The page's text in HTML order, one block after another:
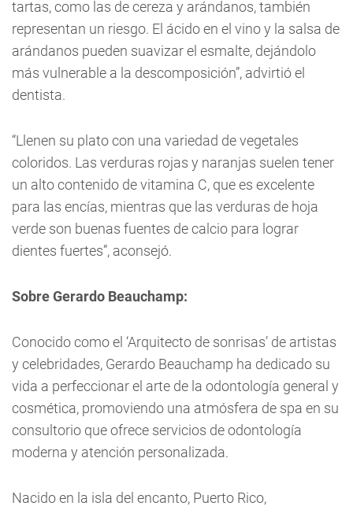
tartas, como las de cereza y arándanos, también
representan un riesgo. El ácido en el vino y la salsa de
arándanos pueden suavizar el esmalte, dejándolo
más vulnerable a la descomposición”, advirtió el
dentista.
“Llenen su plato con una variedad de vegetales
coloridos. Las verduras rojas y naranjas suelen tener
un alto contenido de vitamina C, que es excelente
para las encías, mientras que las verduras de hoja
verde son buenas fuentes de calcio para lograr
dientes fuertes”, aconsejó.
Sobre Gerardo Beauchamp:
Conocido como el ‘Arquitecto de sonrisas’ de artistas
y celebridades, Gerardo Beauchamp ha dedicado su
vida a perfeccionar el arte de la odontología general y
cosmética, promoviendo una atmósfera de spa en su
consultorio que ofrece servicios de odontología
moderna y atención personalizada.
Nacido en la isla del encanto, Puerto Rico,